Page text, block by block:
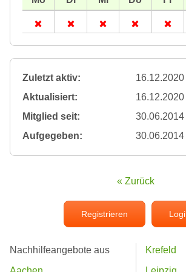
Zuletzt aktiv:
Aktualisiert:
16.12.2020
Mitglied seit:
30.06.2014
Aufgegeben:
« Zurück
Registrieren
Nachhilfeangebote aus
Krefeld